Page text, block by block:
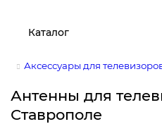
Каталог
Аксессуары для
Антенны для
Ставрополе